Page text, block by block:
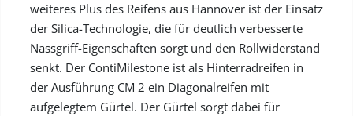
weiteres Plus des Reifens aus Hannover ist der Einsatz
der Silica-Technologie, die für deutlich verbesserte
Nassgriff-Eigenschaften sorgt und den Rollwiderstand
senkt. Der ContiMilestone ist als Hinterradreifen in
der Ausführung CM 2 ein Diagonalreifen mit
aufgelegtem Gürtel. Der Gürtel sorgt dabei für